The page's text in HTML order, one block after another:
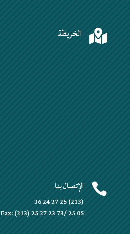
 الخريطة
 الإتصال بنا
(213) 25 27 24 36
Fax: (213) 25 27 23 73/ 25 05